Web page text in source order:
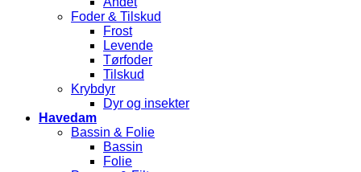
Foder & Tilskud
Frost
Levende
Tørfoder
Tilskud
Krybdyr
Dyr og insekter
Havedam
Bassin & Folie
Bassin
Folie